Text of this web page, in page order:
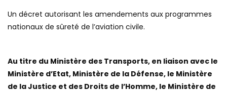
Un décret autorisant les amendements aux programmes
nationaux de sûreté de l’aviation civile.
Au titre du Ministère des Transports, en liaison avec le
Ministère d’Etat, Ministère de la Défense, le Ministère
de la Justice et des Droits de l’Homme, le Ministère de